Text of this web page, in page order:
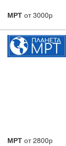
МРТ от 3000р
МРТ от 2800р